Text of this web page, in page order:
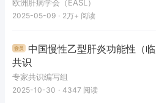
欧洲肝病学会（EASL）
2025-05-09 · 2万+ 阅读
中国慢性乙型肝炎功能性（
共识
专家共识编写组
2025-10-30 · 4347 阅读